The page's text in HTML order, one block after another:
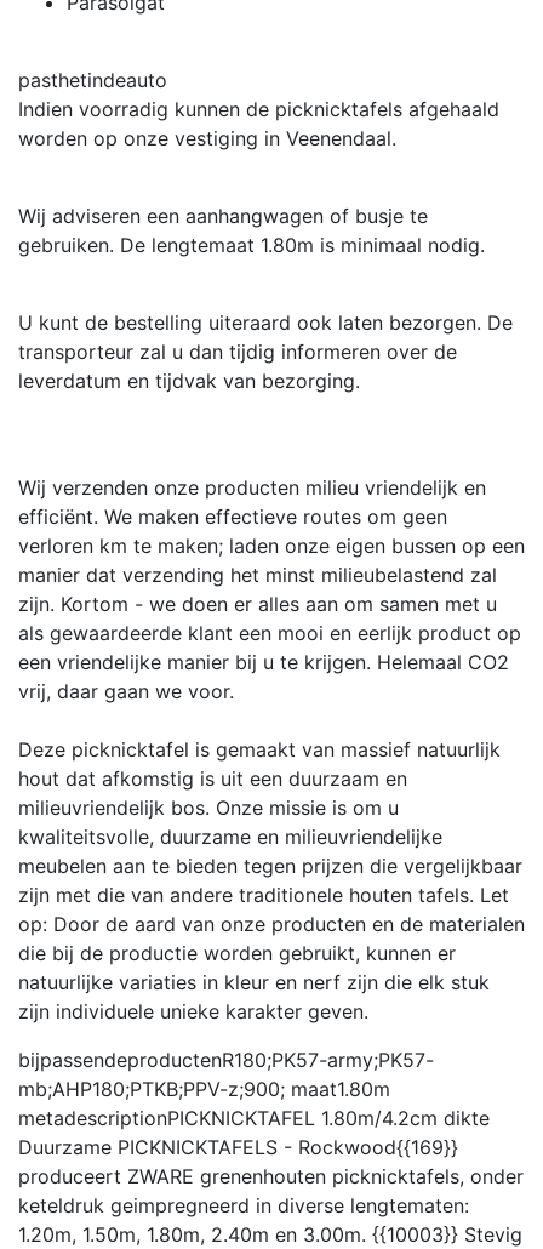
pasthetindeauto
Indien voorradig kunnen de picknicktafels afgehaald
worden op onze vestiging in Veenendaal.
Wij adviseren een aanhangwagen of busje te
gebruiken. De lengtemaat 1.80m is minimaal nodig.
U kunt de bestelling uiteraard ook laten bezorgen. De
transporteur zal u dan tijdig informeren over de
leverdatum en tijdvak van bezorging.
Wij verzenden onze producten milieu vriendelijk en
efficiënt. We maken effectieve routes om geen
verloren km te maken; laden onze eigen bussen op een
manier dat verzending het minst milieubelastend zal
zijn. Kortom - we doen er alles aan om samen met u
als gewaardeerde klant een mooi en eerlijk product op
een vriendelijke manier bij u te krijgen. Helemaal CO2
vrij, daar gaan we voor.
Deze picknicktafel is gemaakt van massief natuurlijk
hout dat afkomstig is uit een duurzaam en
milieuvriendelijk bos. Onze missie is om u
kwaliteitsvolle, duurzame en milieuvriendelijke
meubelen aan te bieden tegen prijzen die vergelijkbaar
zijn met die van andere traditionele houten tafels. Let
op: Door de aard van onze producten en de materialen
die bij de productie worden gebruikt, kunnen er
natuurlijke variaties in kleur en nerf zijn die elk stuk
zijn individuele unieke karakter geven.
bijpassendeproductenR180;PK57-army;PK57-
mb;AHP180;PTKB;PPV-z;900; maat1.80m
metadescriptionPICKNICKTAFEL 1.80m/4.2cm dikte
Duurzame PICKNICKTAFELS - Rockwood{{169}}
produceert ZWARE grenenhouten picknicktafels, onder
keteldruk geimpregneerd in diverse lengtematen:
1.20m, 1.50m, 1.80m, 2.40m en 3.00m. {{10003}} Stevig